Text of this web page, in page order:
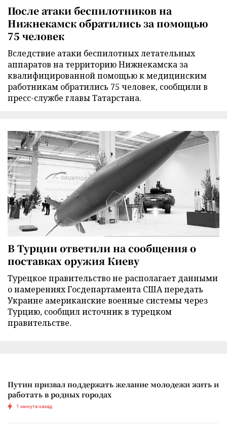
После атаки беспилотников на
Нижнекамск обратились за помощью
75 человек
Вследствие атаки беспилотных летательных
аппаратов на территорию Нижнекамска за
квалифицированной помощью к медицинским
работникам обратились 75 человек, сообщили в
пресс-службе главы Татарстана.
В Турции ответили на сообщения о
поставках оружия Киеву
Турецкое правительство не располагает данными
о намерениях Госдепартамента США передать
Украине американские военные системы через
Турцию, сообщил источник в турецком
правительстве.
Путин призвал поддержать желание молодежи жить и
работать в родных городах
1 минута назад